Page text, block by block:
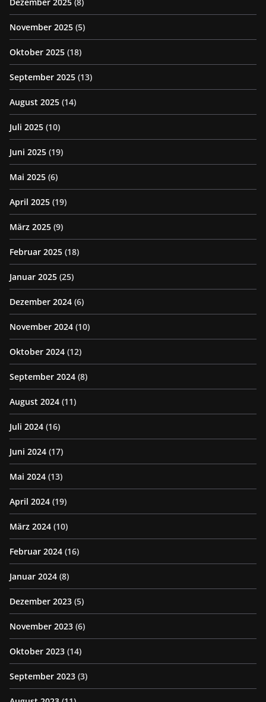
November 2025 (5)
Oktober 2025 (18)
September 2025 (13)
August 2025 (14)
Juli 2025 (10)
Juni 2025 (19)
Mai 2025 (6)
April 2025 (19)
März 2025 (9)
Februar 2025 (18)
Januar 2025 (25)
Dezember 2024 (6)
November 2024 (10)
Oktober 2024 (12)
September 2024 (8)
August 2024 (11)
Juli 2024 (16)
Juni 2024 (17)
Mai 2024 (13)
April 2024 (19)
März 2024 (10)
Februar 2024 (16)
Januar 2024 (8)
Dezember 2023 (5)
November 2023 (6)
Oktober 2023 (14)
September 2023 (3)